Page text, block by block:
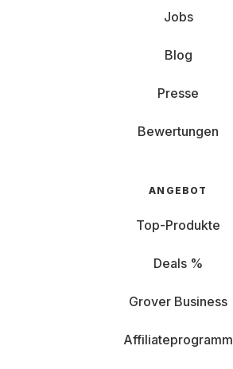
Jobs
Blog
Presse
Bewertungen
ANGEBOT
Top-Produkte
Deals %
Grover Business
Affiliateprogramm